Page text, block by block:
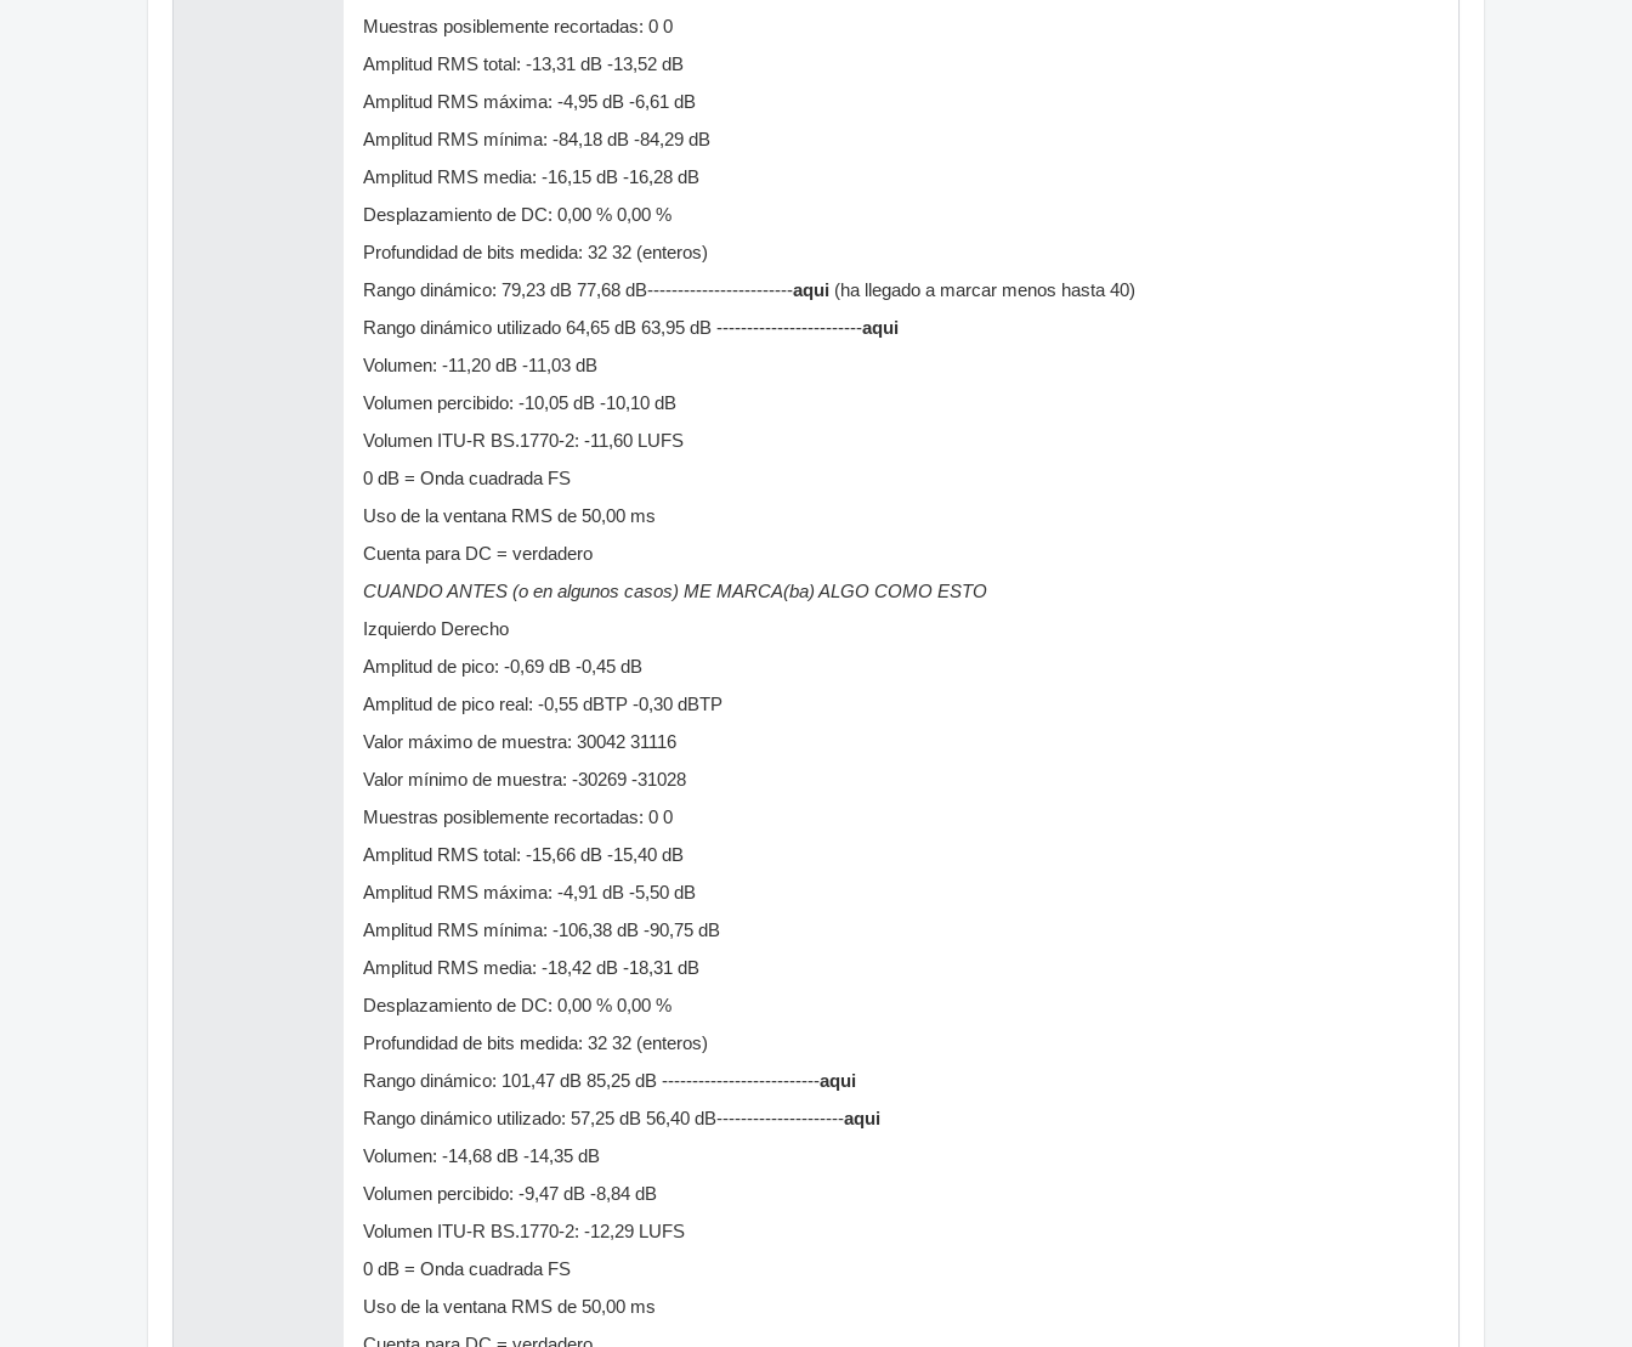
Muestras posiblemente recortadas: 0 0
Amplitud RMS total: -13,31 dB -13,52 dB
Amplitud RMS máxima: -4,95 dB -6,61 dB
Amplitud RMS mínima: -84,18 dB -84,29 dB
Amplitud RMS media: -16,15 dB -16,28 dB
Desplazamiento de DC: 0,00 % 0,00 %
Profundidad de bits medida: 32 32 (enteros)
Rango dinámico: 79,23 dB 77,68 dB------------------------aqui (ha llegado a marcar menos hasta 40)
Rango dinámico utilizado 64,65 dB 63,95 dB ------------------------aqui
Volumen: -11,20 dB -11,03 dB
Volumen percibido: -10,05 dB -10,10 dB
Volumen ITU-R BS.1770-2: -11,60 LUFS
0 dB = Onda cuadrada FS
Uso de la ventana RMS de 50,00 ms
Cuenta para DC = verdadero
CUANDO ANTES (o en algunos casos) ME MARCA(ba) ALGO COMO ESTO
Izquierdo Derecho
Amplitud de pico: -0,69 dB -0,45 dB
Amplitud de pico real: -0,55 dBTP -0,30 dBTP
Valor máximo de muestra: 30042 31116
Valor mínimo de muestra: -30269 -31028
Muestras posiblemente recortadas: 0 0
Amplitud RMS total: -15,66 dB -15,40 dB
Amplitud RMS máxima: -4,91 dB -5,50 dB
Amplitud RMS mínima: -106,38 dB -90,75 dB
Amplitud RMS media: -18,42 dB -18,31 dB
Desplazamiento de DC: 0,00 % 0,00 %
Profundidad de bits medida: 32 32 (enteros)
Rango dinámico: 101,47 dB 85,25 dB --------------------------aqui
Rango dinámico utilizado: 57,25 dB 56,40 dB---------------------aqui
Volumen: -14,68 dB -14,35 dB
Volumen percibido: -9,47 dB -8,84 dB
Volumen ITU-R BS.1770-2: -12,29 LUFS
0 dB = Onda cuadrada FS
Uso de la ventana RMS de 50,00 ms